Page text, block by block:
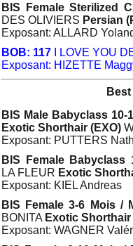
BIS Female Sterilized
DES OLIVIERS Persian
Exposant: ALLARD
BOB: 117 I LOVE YOU
Exposant: HIZETTE
BIS Male Babyclass 10-
Exotic Shorthair (EXO)
Exposant: PUTTERS
BIS Female Babyclass
LA FLEUR Exotic
Exposant: KIEL Andreas
BIS Female 3-6 Mois /
BONITA Exotic Shorthair
Exposant: WAGNER